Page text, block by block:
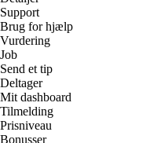
Support
Brug for hjælp
Vurdering
Job
Send et tip
Deltager
Mit dashboard
Tilmelding
Prisniveau
Bonusser